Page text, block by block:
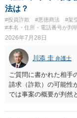
法は？
#投資詐欺 #悪徳商法 #架
#本名・住所・電話番号が判
2026年7月28日
川添 圭 弁護士
ご質問に書かれた相手
請求（詐欺）の可能性
では事案の概要が判然
画面を見て貰いながら